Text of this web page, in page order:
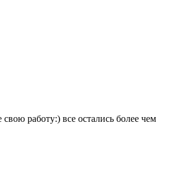
работу:) все остались более чем